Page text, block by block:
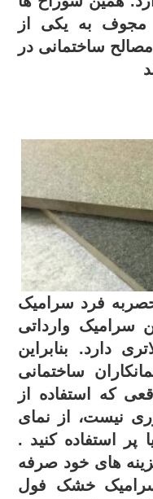
مجوف به یکی از
ساختمانی در
فرد سرامیک
سرامیک وارداتی
دارد. بنابراین
ساختمانی
که استفاده از
نیست، از نمای
استفاده کنید .
های خود صرفه
سرامیک خشک فول